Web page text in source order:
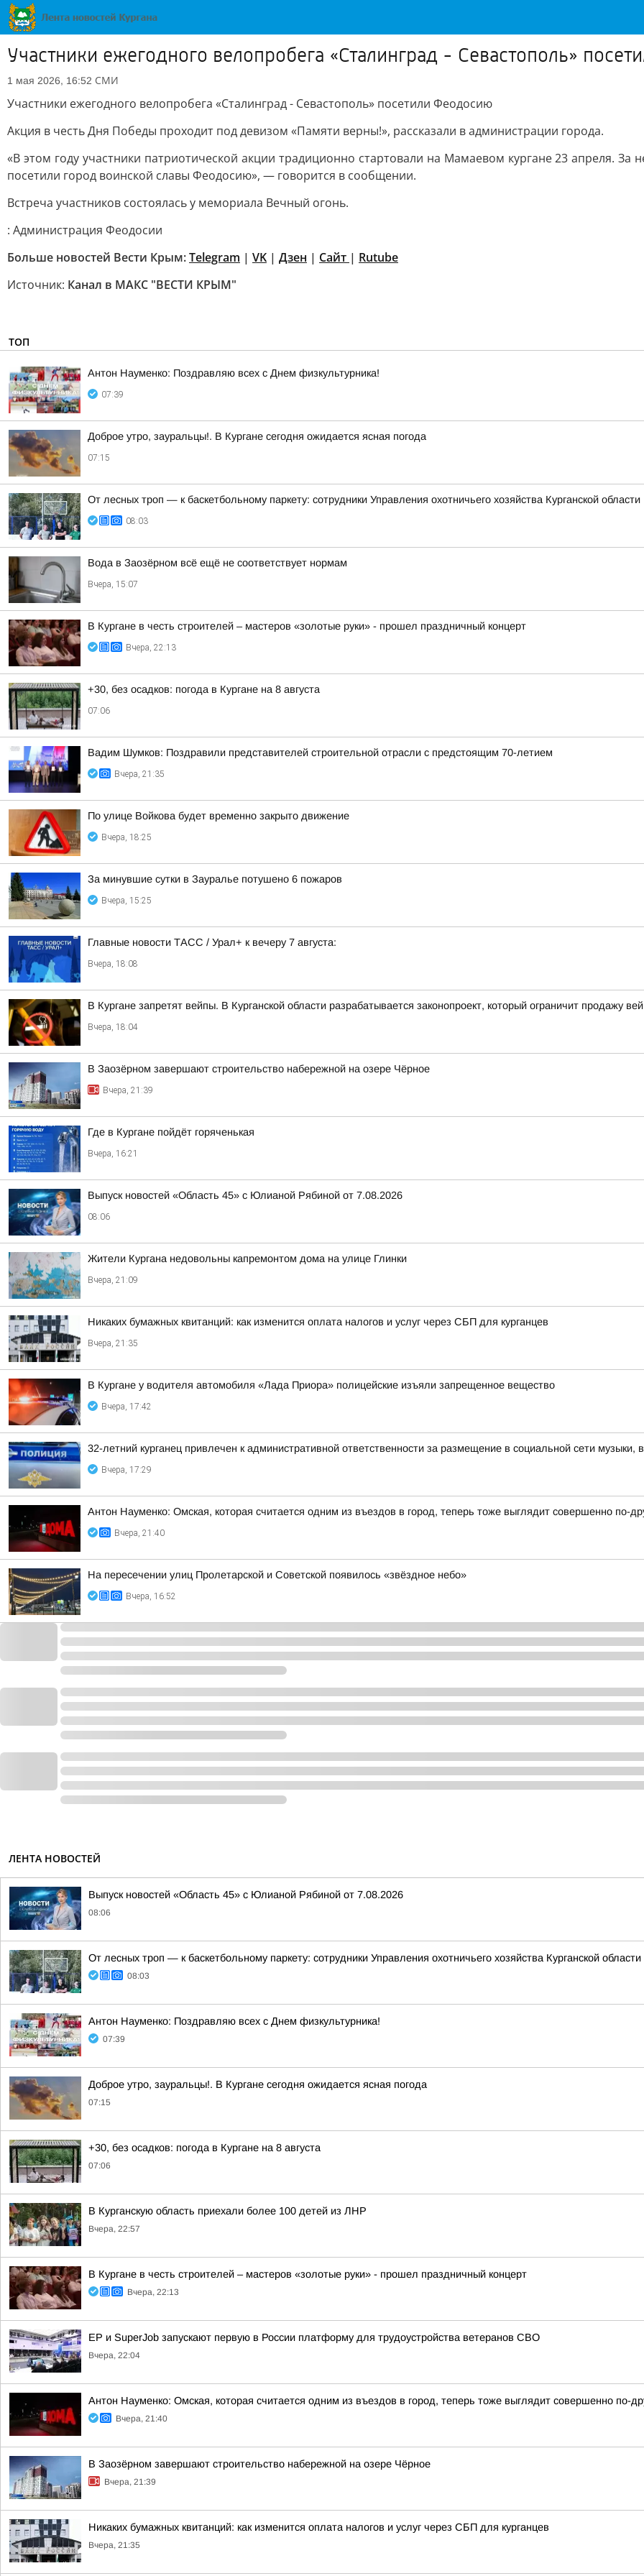
Участники ежегодного велопробега «Сталинград - Севастополь»
1 мая 2026, 16:52 СМИ
Участники ежегодного велопробега «Сталинград - Севастополь» посетили Феодосию
Акция в честь Дня Победы проходит под девизом «Памяти верны!», рассказали в администрации города.
«В этом году участники патриотической акции традиционно стартовали на Мамаевом кургане 23 апреля.
посетили город воинской славы Феодосию», — говорится в сообщении.
Встреча участников состоялась у мемориала Вечный огонь.
: Администрация Феодосии
Больше новостей Вести Крым:Telegram | VK | Дзен | Сайт | Rutube
Источник: Канал в МАКС "ВЕСТИ КРЫМ"
ТОП
Антон Науменко: Поздравляю всех с Днем физкультурника!
07:39
Доброе утро, зауральцы!. В Кургане сегодня ожидается ясная погода
07:15
От лесных троп — к баскетбольному паркету: сотрудники Управления охотничьего хозяйства Курганской
08:03
Вода в Заозёрном всё ещё не соответствует нормам
Вчера, 15:07
В Кургане в честь строителей – мастеров «золотые руки» - прошел праздничный концерт
Вчера, 22:13
+30, без осадков: погода в Кургане на 8 августа
07:06
Вадим Шумков: Поздравили представителей строительной отрасли с предстоящим 70-летием
Вчера, 21:35
По улице Войкова будет временно закрыто движение
Вчера, 18:25
За минувшие сутки в Зауралье потушено 6 пожаров
Вчера, 15:25
Главные новости ТАСС / Урал+ к вечеру 7 августа:
Вчера, 18:08
В Кургане запретят вейпы. В Курганской области разрабатывается законопроект, который ограничит продажу
Вчера, 18:04
В Заозёрном завершают строительство набережной на озере Чёрное
Вчера, 21:39
Где в Кургане пойдёт горяченькая
Вчера, 16:21
Выпуск новостей «Область 45» с Юлианой Рябиной от 7.08.2026
08:06
Жители Кургана недовольны капремонтом дома на улице Глинки
Вчера, 21:09
Никаких бумажных квитанций: как изменится оплата налогов и услуг через СБП для курганцев
Вчера, 21:35
В Кургане у водителя автомобиля «Лада Приора» полицейские изъяли запрещенное вещество
Вчера, 17:42
32-летний курганец привлечен к административной ответственности за размещение в социальной сети
Вчера, 17:29
Антон Науменко: Омская, которая считается одним из въездов в город, теперь тоже выглядит совершенно по-
Вчера, 21:40
На пересечении улиц Пролетарской и Советской появилось «звёздное небо»
Вчера, 16:52
ЛЕНТА НОВОСТЕЙ
Выпуск новостей «Область 45» с Юлианой Рябиной от 7.08.2026
08:06
От лесных троп — к баскетбольному паркету: сотрудники Управления охотничьего хозяйства Курганской
08:03
Антон Науменко: Поздравляю всех с Днем физкультурника!
07:39
Доброе утро, зауральцы!. В Кургане сегодня ожидается ясная погода
07:15
+30, без осадков: погода в Кургане на 8 августа
07:06
В Курганскую область приехали более 100 детей из ЛНР
Вчера, 22:57
В Кургане в честь строителей – мастеров «золотые руки» - прошел праздничный концерт
Вчера, 22:13
ЕР и SuperJob запускают первую в России платформу для трудоустройства ветеранов СВО
Вчера, 22:04
Антон Науменко: Омская, которая считается одним из въездов в город, теперь тоже выглядит совершенно по-
Вчера, 21:40
В Заозёрном завершают строительство набережной на озере Чёрное
Вчера, 21:39
Никаких бумажных квитанций: как изменится оплата налогов и услуг через СБП для курганцев
Вчера, 21:35